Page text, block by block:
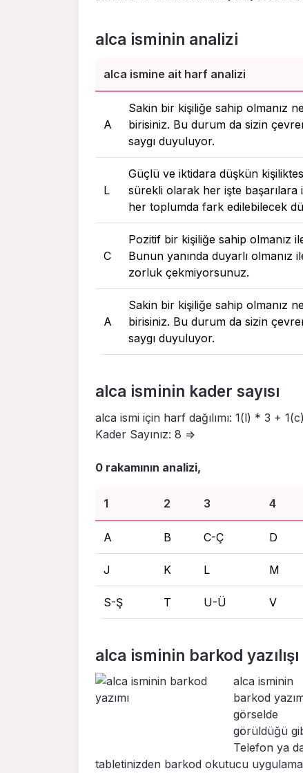
alca isminin analizi
alca ismine ait harf analizi
A
Sakin bir kişiliğe sahip olmanız
birisiniz. Bu durum da sizin
saygı duyuluyor.
L
Güçlü ve iktidara düşkün
sürekli olarak her işte başarılara
her toplumda fark edilebilecek
C
Pozitif bir kişiliğe sahip olmanız
Bunun yanında duyarlı olmanız
zorluk çekmiyorsunuz.
A
Sakin bir kişiliğe sahip olmanız
birisiniz. Bu durum da sizin
saygı duyuluyor.
alca isminin kader sayısı
alca ismi için harf dağılımı: 1(l) * 3 +
Kader Sayınız: 8 =>
0 rakamının analizi,
1 2 3 4
A B C-Ç D
J K L M
S-Ş T U-Ü V
alca isminin barkod yazılışı
alca isminin
barkod
görselde
görüldüğü
Telefon ya
tabletinizden barkod okutucu